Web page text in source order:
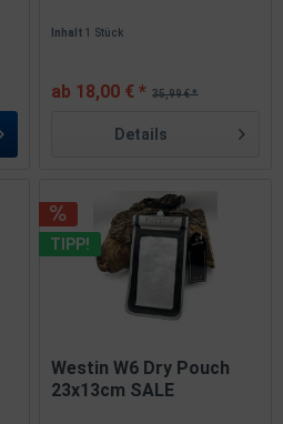
Inhalt1 Stück
35,99 € *
ab 18,00 € *
Details
TIPP!
Westin W6 Dry Pouch
23x13cm SALE